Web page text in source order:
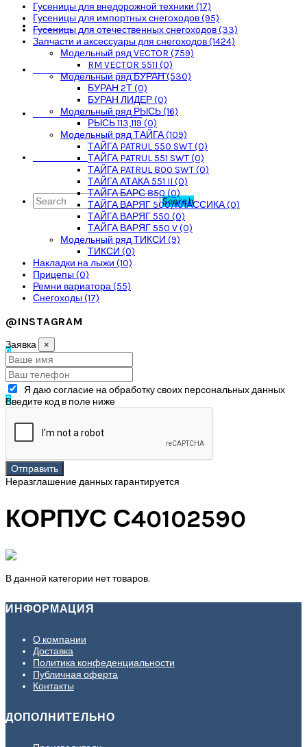
0/0р.
Ваша корзина пуста!
Личный кабинет
Закладки (0)
Оформить заказ
Заказать звонок
0
0
ОПЛАТА
ОТЗЫВЫ И ПРЕДЛОЖЕНИЯ
ГАРАНТИЯ И ВОЗВРАТ
КОНТАКТЫ
Search
Гусеницы для внедорожной техники (17)
Гусеницы для импортных снегоходов (95)
Гусеницы для отечественных снегоходов (33)
Запчасти и аксессуары для снегоходов (1424)
Модельный ряд VECTOR (759)
RM VECTOR 551I (0)
Модельный ряд БУРАН (530)
БУРАН 2Т (0)
БУРАН ЛИДЕР (0)
Модельный ряд РЫСЬ (16)
РЫСЬ 113,119 (0)
Модельный ряд ТАЙГА (109)
ТАЙГА PATRUL 550 SWT (0)
ТАЙГА PATRUL 551 SWT (0)
ТАЙГА PATRUL 800 SWT (0)
ТАЙГА АТАКА 551 II (0)
ТАЙГА БАРС 850 (0)
ТАЙГА ВАРЯГ 500/КЛАССИКА (0)
ТАЙГА ВАРЯГ 550 (0)
ТАЙГА ВАРЯГ 550 V (0)
Модельный ряд ТИКСИ (9)
ТИКСИ (0)
Накладки на лыжи (10)
Прицепы (0)
Ремни вариатора (55)
Снегоходы (17)
@INSTAGRAM
Заявка ×
Я даю согласие на обработку своих персональных данных
Введите код в поле ниже
Отправить
Неразглашение данных гарантируется
КОРПУС С40102590
В данной категории нет товаров.
ИНФОРМАЦИЯ
О компании
Доставка
Политика конфеденциальности
Публичная оферта
Контакты
ДОПОЛНИТЕЛЬНО